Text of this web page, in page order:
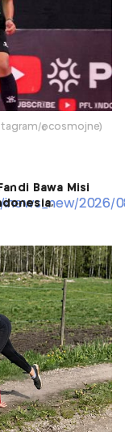
@cosmojne)
Bawa Misi